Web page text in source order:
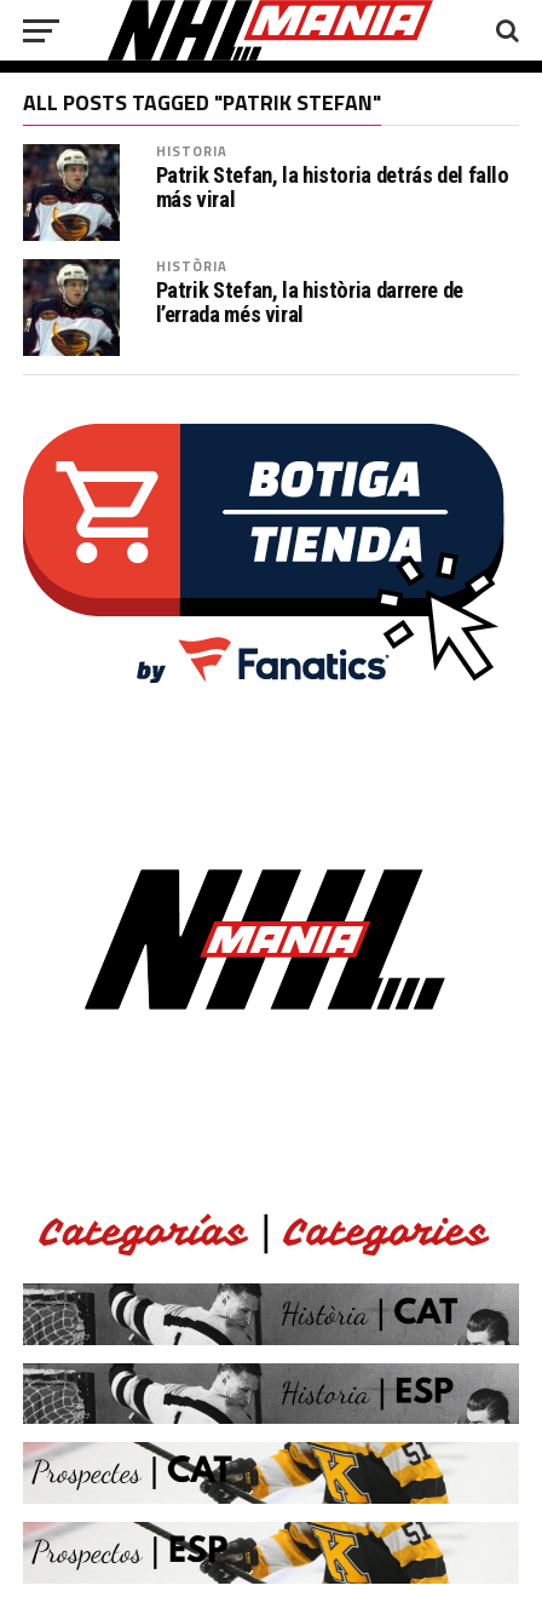
ALL POSTS TAGGED "PATRIK STEFAN"
HISTORIA
Patrik Stefan, la historia detrás del fallo
más viral
HISTÒRIA
Patrik Stefan, la història darrere de
l’errada més viral